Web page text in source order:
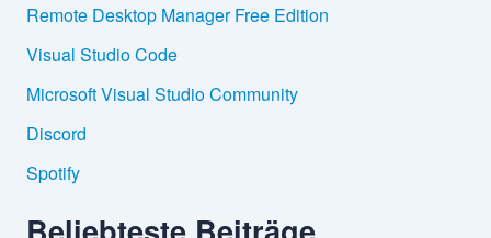
a
c
h
:
Remote Desktop Manager Free Edition
Visual Studio Code
Microsoft Visual Studio Community
Discord
Spotify